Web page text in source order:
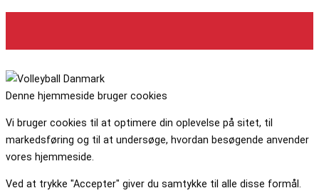
Denne hjemmeside bruger cookies
Vi bruger cookies til at optimere din oplevelse på sitet, til
markedsføring og til at undersøge, hvordan besøgende anvender
vores hjemmeside.
Ved at trykke "Accepter" giver du samtykke til alle disse formål.